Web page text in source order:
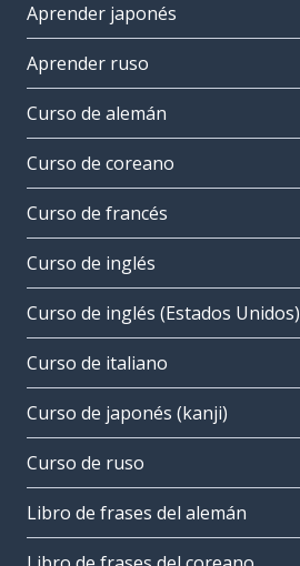
Aprender japonés
Aprender ruso
Curso de alemán
Curso de coreano
Curso de francés
Curso de inglés
Curso de inglés (Estados Unidos)
Curso de italiano
Curso de japonés (kanji)
Curso de ruso
Libro de frases del alemán